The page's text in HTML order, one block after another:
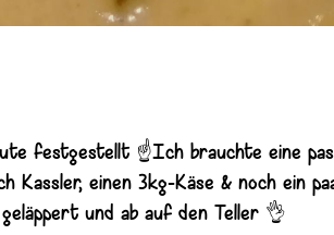
festgestellt ☝️Ich brauchte eine
einen 3kg-Käse & noch ein
und ab auf den Teller 👌